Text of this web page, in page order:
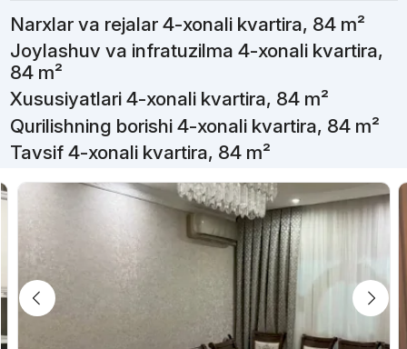
Narxlar va rejalar 4-xonali kvartira, 84 m²
Joylashuv va infratuzilma 4-xonali kvartira,
84 m²
Xususiyatlari 4-xonali kvartira, 84 m²
Qurilishning borishi 4-xonali kvartira, 84 m²
Tavsif 4-xonali kvartira, 84 m²